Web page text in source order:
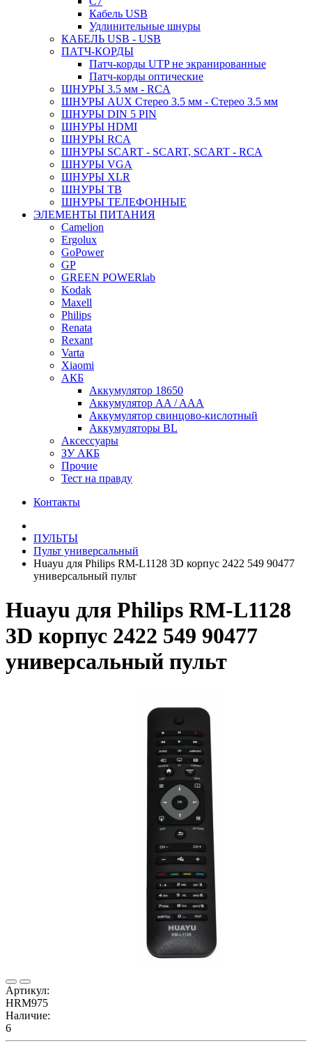
Кабель USB
Удлинительные шнуры
КАБЕЛЬ USB - USB
ПАТЧ-КОРДЫ
Патч-корды UTP не экранированные
Патч-корды оптические
ШНУРЫ 3.5 мм - RCA
ШНУРЫ AUX Стерео 3.5 мм - Стерео 3.5 мм
ШНУРЫ DIN 5 PIN
ШНУРЫ HDMI
ШНУРЫ RCA
ШНУРЫ SCART - SCART, SCART - RCA
ШНУРЫ VGA
ШНУРЫ XLR
ШНУРЫ ТВ
ШНУРЫ ТЕЛЕФОННЫЕ
ЭЛЕМЕНТЫ ПИТАНИЯ
Camelion
Ergolux
GoPower
GP
GREEN POWERlab
Kodak
Maxell
Philips
Renata
Rexant
Varta
Xiaomi
АКБ
Аккумулятор 18650
Аккумулятор AA / AAA
Аккумулятор свинцово-кислотный
Аккумуляторы BL
Аксессуары
ЗУ АКБ
Прочие
Тест на правду
Контакты
ПУЛЬТЫ
Пульт универсальный
Huayu для Philips RM-L1128 3D корпус 2422 549 90477
универсальный пульт
Huayu для Philips RM-L1128
3D корпус 2422 549 90477
универсальный пульт
Артикул:
HRM975
Наличие:
6